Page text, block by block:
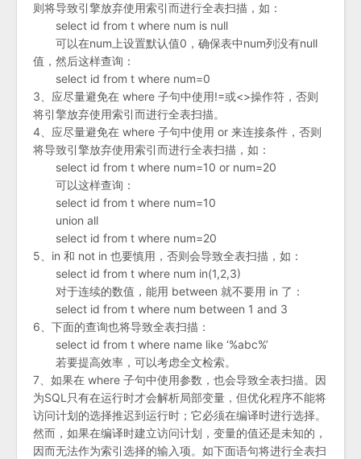
则将导致引擎放弃使用索引而进行全表扫描，如：
select id from t where num is null
可以在num上设置默认值0，确保表中num列没有null
值，然后这样查询：
select id from t where num=0
3、应尽量避免在 where 子句中使用!=或<>操作符，否则
将引擎放弃使用索引而进行全表扫描。
4、应尽量避免在 where 子句中使用 or 来连接条件，否则
将导致引擎放弃使用索引而进行全表扫描，如：
select id from t where num=10 or num=20
可以这样查询：
select id from t where num=10
union all
select id from t where num=20
5、in 和 not in 也要慎用，否则会导致全表扫描，如：
select id from t where num in(1,2,3)
对于连续的数值，能用 between 就不要用 in 了：
select id from t where num between 1 and 3
6、下面的查询也将导致全表扫描：
select id from t where name like ‘%abc%’
若要提高效率，可以考虑全文检索。
7、如果在 where 子句中使用参数，也会导致全表扫描。因
为SQL只有在运行时才会解析局部变量，但优化程序不能将
访问计划的选择推迟到运行时；它必须在编译时进行选择。
然而，如果在编译时建立访问计划，变量的值还是未知的，
因而无法作为索引选择的输入项。如下面语句将进行全表扫